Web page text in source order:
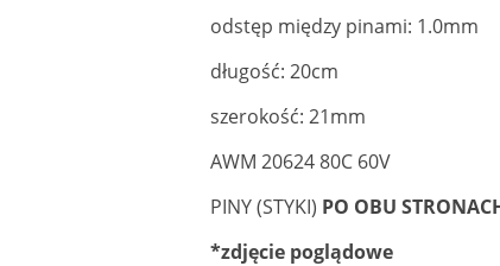
odstęp między pinami: 1.0mm
długość: 20cm
szerokość: 21mm
AWM 20624 80C 60V
PINY (STYKI) PO OBU
*zdjęcie poglądowe